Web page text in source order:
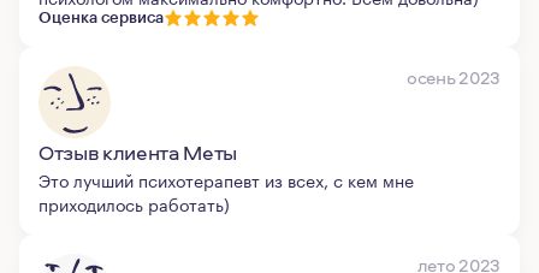
Оценка сервиса
осень 2023
Отзыв клиента Меты
Это лучший психотерапевт из всех, с кем мне
приходилось работать)
лето 2023